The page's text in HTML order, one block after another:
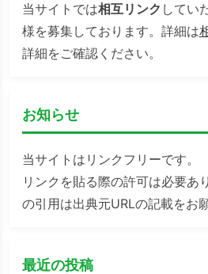
当サイトでは相互リンク してい
様を募集しております。詳細は
詳細をご確認ください。
お知らせ
当サイトはリンクフリーです。
リンクを貼る際の許可は必要あ
の引用は出典元URLの記載をお
最近の投稿